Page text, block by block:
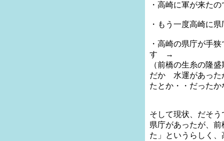
・高崎に軍が来た
・もう一度高崎に
・高崎の県庁が手
す →
（前橋の生糸の隆
だか 水運があった
たとか・・だったか
そして現状、だそ
県庁があったが、
た」というらしく